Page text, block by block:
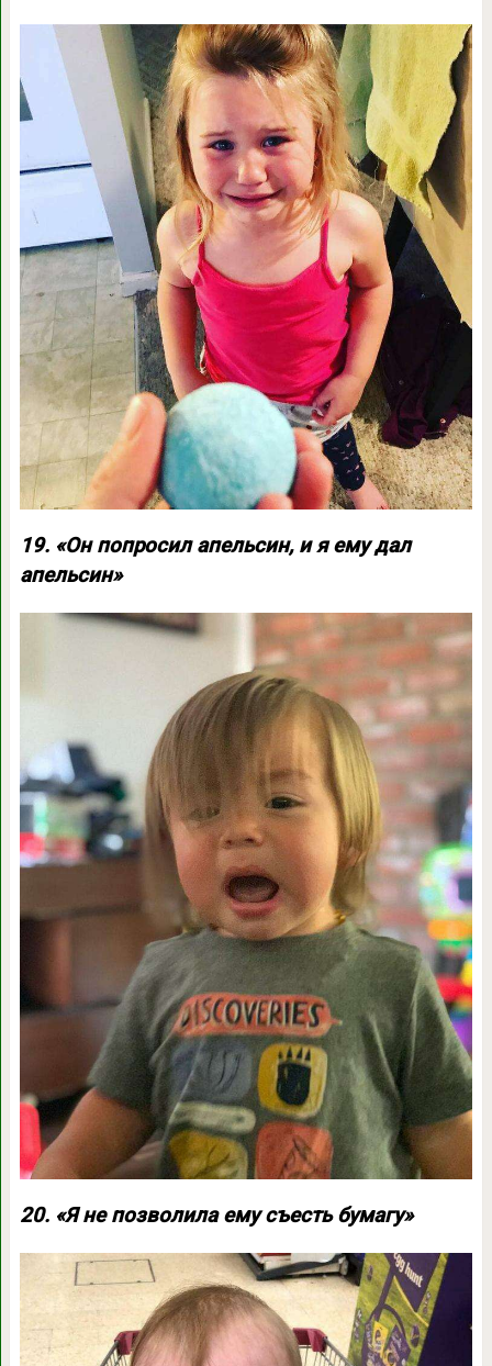
19. «Он попросил апельсин, и я ему дал
апельсин»
20. «Я не позволила ему съесть бумагу»